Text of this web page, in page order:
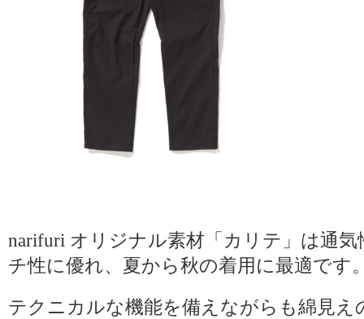
narifuri オリジナル素材「カリテ」は通
チ性に優れ、夏から秋の着用に最適です
テクニカルな機能を備えながらも綿見え